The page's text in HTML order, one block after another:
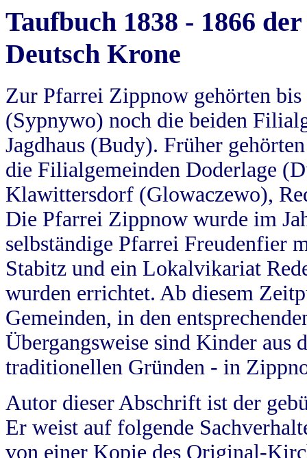
Taufbuch 1838 - 1866
Deutsch Krone
Zur Pfarrei Zippnow gehörten
(Sypnywo) noch die beiden
Jagdhaus (Budy). Früher
die Filialgemeinden Doderlage
Klawittersdorf (Glowaczewo),
Die Pfarrei Zippnow wurde im
selbständige Pfarrei Freudenfier
Stabitz und ein Lokalvikariat
wurden errichtet. Ab diesem
Gemeinden, in den
Übergangsweise sind Kinder aus
traditionellen Gründen - in
Autor dieser Abschrift ist der
Er weist auf folgende
von einer Kopie des Original-